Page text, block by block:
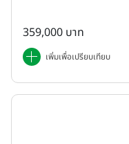
359,000 บาท
เพิ่มเพื่อเปรียบเทียบ